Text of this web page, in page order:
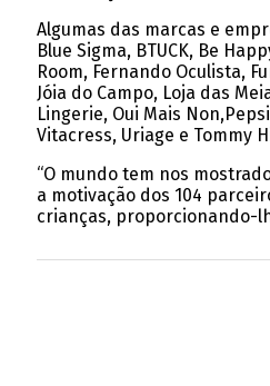
Algumas das marcas e
Blue Sigma, BTUCK, Be
Room, Fernando Oculista,
Jóia do Campo, Loja das
Lingerie, Oui Mais
Vitacress, Uriage e Tommy
“O mundo tem nos
a motivação dos 104
crianças, proporcionando-